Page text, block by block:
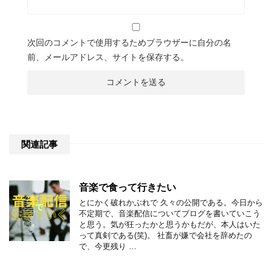
次回のコメントで使用するためブラウザーに自分の名
前、メールアドレス、サイトを保存する。
関連記事
音楽で食って行きたい
とにかく破れかぶれで 久々の公開である。今日から
不定期で、音楽配信についてブログを書いていこう
と思う。気が狂ったかと思うかもだが、本人はいた
って真剣である(笑)。 社畜が嫌で会社を辞めたの
で、今更残り …